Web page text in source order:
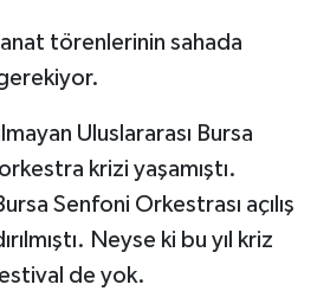
törenlerinin sahada
gerekiyor.
Uluslararası Bursa
krizi yaşamıştı.
Senfoni Orkestrası açılış
Neyse ki bu yıl kriz
de yok.